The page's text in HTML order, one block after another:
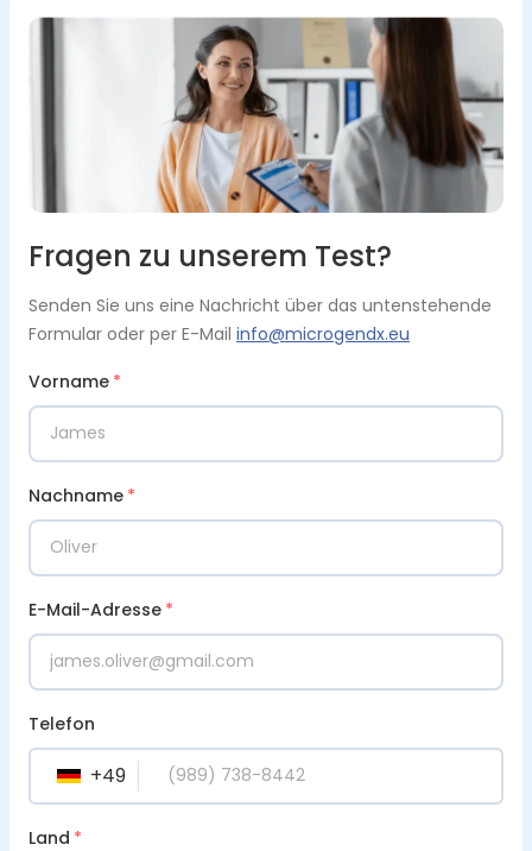
Fragen zu unserem Test?
Senden Sie uns eine Nachricht über das untenstehende
Formular oder per E-Mail info@microgendx.eu
Vorname *
Nachname *
E-Mail-Adresse *
Telefon
DE +49
Land *